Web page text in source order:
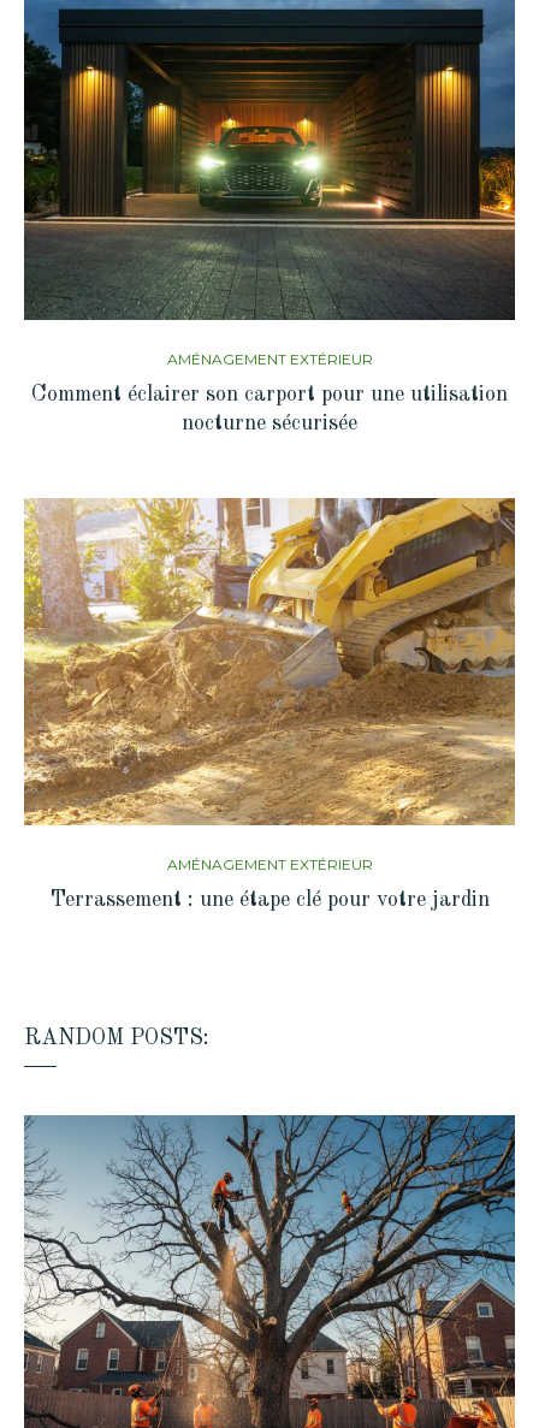
AMÉNAGEMENT EXTÉRIEUR
Comment éclairer son carport pour une utilisation
nocturne sécurisée
AMÉNAGEMENT EXTÉRIEUR
Terrassement : une étape clé pour votre jardin
RANDOM POSTS: